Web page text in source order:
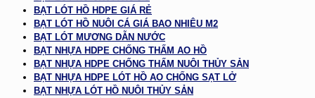
BẠT LÓT HỒ HDPE GIÁ RẺ
BẠT LÓT HỒ NUÔI CÁ GIÁ BAO NHIÊU M2
BẠT LÓT MƯƠNG DẪN NƯỚC
BẠT NHỰA HDPE CHỐNG THẤM AO HỒ
BẠT NHỰA HDPE CHỐNG THẤM NUÔI THỦY SẢN
BẠT NHỰA HDPE LÓT HỒ AO CHỐNG SẠT LỞ
BẠT NHỰA LÓT HỒ NUÔI THỦY SẢN